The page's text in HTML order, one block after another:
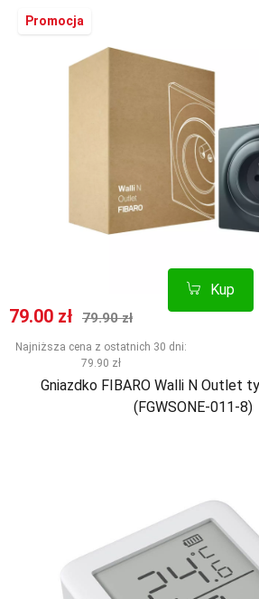
Kup
Promocja
Cena promocyjna
79.00 zł Normalna cena
79.90 zł
Najniższa cena z ostatnich 30 dni:
79.90 zł
Gniazdko FIBARO Walli N Outlet
(FGWSONE-011-8)